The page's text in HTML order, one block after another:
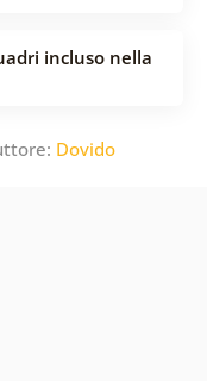
incluso nella
Dovido